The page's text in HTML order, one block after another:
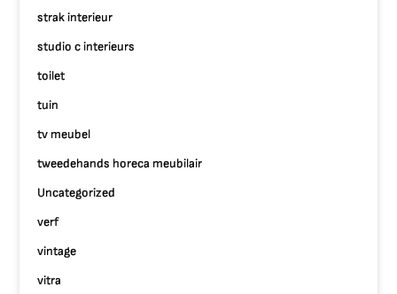
strak interieur
studio c interieurs
toilet
tuin
tv meubel
tweedehands horeca meubilair
Uncategorized
verf
vintage
vitra